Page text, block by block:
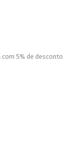
com 5% de desconto